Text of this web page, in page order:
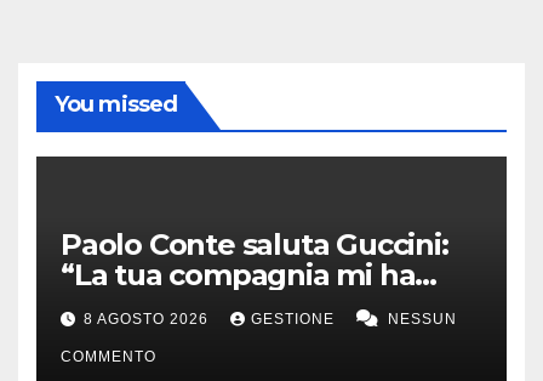
You missed
Paolo Conte saluta Guccini:
“La tua compagnia mi ha
sempre divertito”
8 AGOSTO 2026 GESTIONE NESSUN
COMMENTO